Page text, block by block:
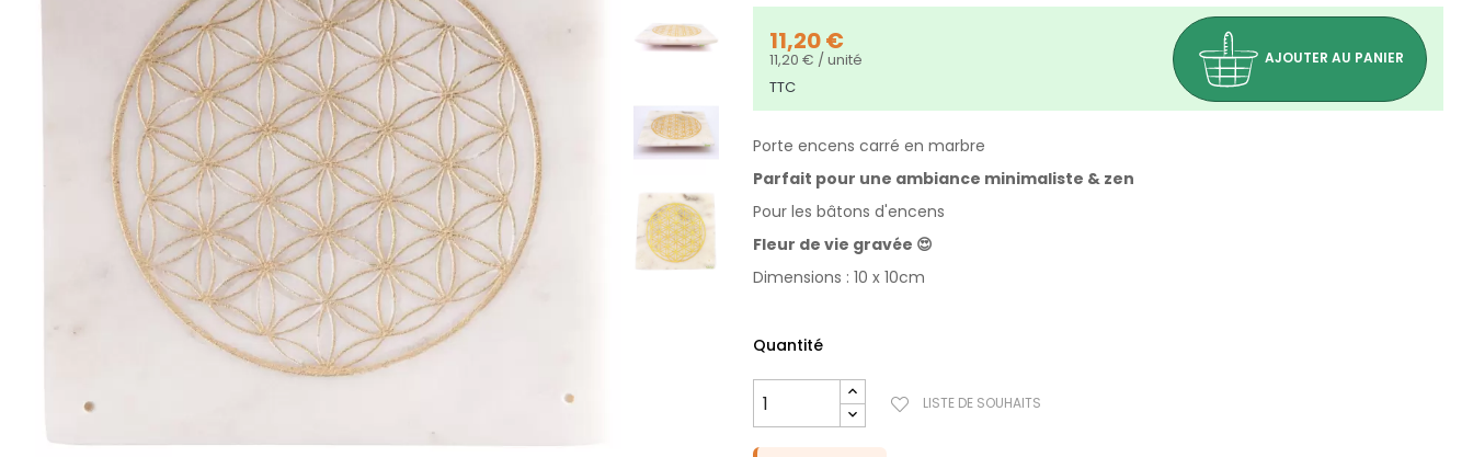
11,20 €
11,20 € / unité
TTC
AJOUTER AU PANIER
Porte encens carré en marbre
Parfait pour une ambiance minimaliste & zen
Pour les bâtons d'encens
Fleur de vie gravée 😍
Dimensions : 10 x 10cm
Quantité
LISTE DE SOUHAITS